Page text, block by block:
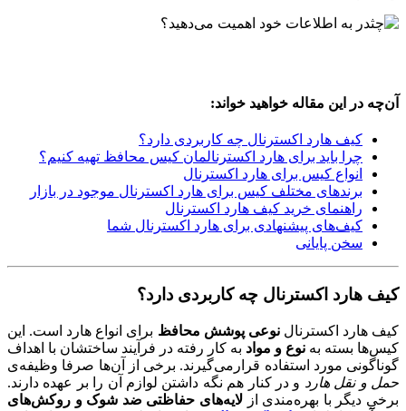
آن‌چه در این مقاله خواهید خواند:
کیف هارد اکسترنال چه کاربردی دارد؟
چرا باید برای هارد اکسترنالمان کیس محافظ تهیه کنیم؟
انواع کیس برای هارد اکسترنال
برندهای مختلف کیس برای هارد اکسترنال موجود در بازار
راهنمای خرید کیف هارد اکسترنال
کیف‌های پیشنهادی برای هارد اکسترنال شما
سخن پایانی
کیف هارد اکسترنال چه کاربردی دارد؟
کیف هارد اکسترنالنوعی پوشش محافظ برای انواع هارد است. این
کیس‌ها بسته به نوع و مواد به کار رفته در فرآیند ساختشان با اهداف
گوناگونی مورد استفاده قرارمی‌گیرند. برخی از آن‌ها صرفا وظیفه‌ی
حمل و نقل هارد و در کنار هم نگه داشتن لوازم آن را بر عهده دارند.
برخی دیگر با بهره‌مندی از لایه‌های حفاظتی ضد شوک و روکش‌های